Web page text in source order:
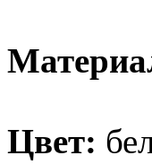
Цвет: